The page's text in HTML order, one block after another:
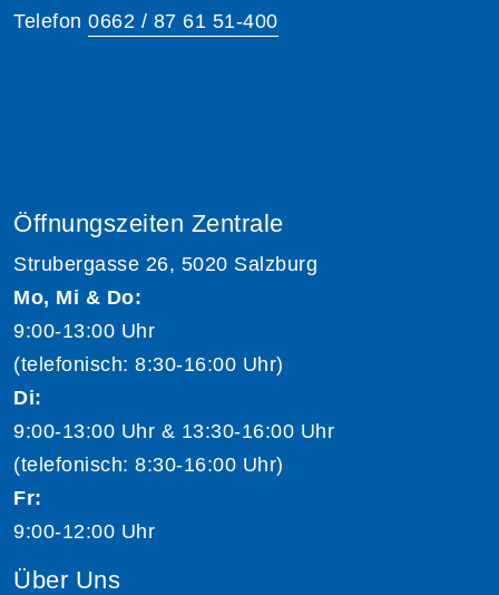
Telefon 0662 / 87 61 51-400
Öffnungszeiten Zentrale
Strubergasse 26, 5020 Salzburg
Mo, Mi & Do:
9:00-13:00 Uhr
(telefonisch: 8:30-16:00 Uhr)
Di:
9:00-13:00 Uhr & 13:30-16:00 Uhr
(telefonisch: 8:30-16:00 Uhr)
Fr:
9:00-12:00 Uhr
Über Uns